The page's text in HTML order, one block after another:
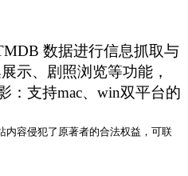
数据进行信息抓取与
示、剧照浏览等功能，
：支持mac、win双平台的
内容侵犯了原著者的合法权益，可联